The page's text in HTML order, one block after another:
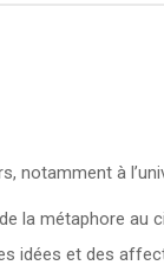
notamment à
la métaphore au
idées et des